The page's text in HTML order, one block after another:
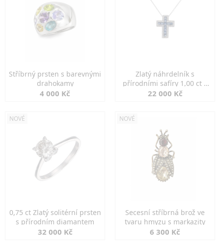
Stříbrný prsten s barevnými
drahokamy
4 000 Kč
Zlatý náhrdelník s
přírodními safíry 1,00 ct a
diamanty
22 000 Kč
NOVÉ
0,75 ct Zlatý solitérní prsten
s přírodním diamantem
32 000 Kč
NOVÉ
Secesní stříbrná brož ve
tvaru hmyzu s markazity
6 300 Kč